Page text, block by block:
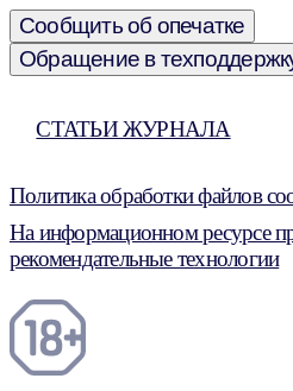
Сообщить об опечатке
Обращение в
СТАТЬИ ЖУРНАЛА
Политика обработки файлов
На информационном ресурсе
рекомендательные технологии